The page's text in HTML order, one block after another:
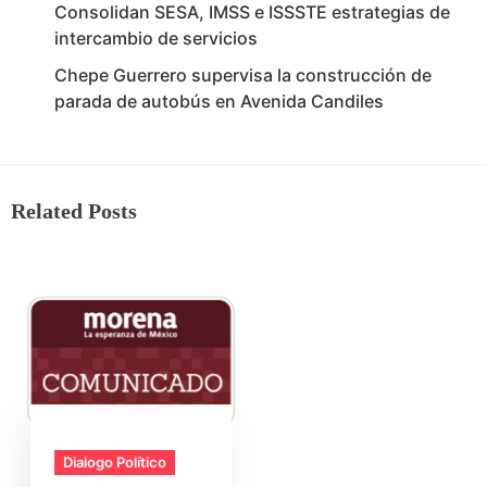
Consolidan SESA, IMSS e ISSSTE estrategias de
intercambio de servicios
Chepe Guerrero supervisa la construcción de
parada de autobús en Avenida Candiles
Related Posts
Dialogo Político